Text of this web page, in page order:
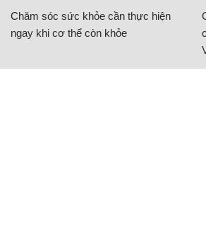
Chăm sóc sức khỏe cần thực hiện
ngay khi cơ thể còn khỏe